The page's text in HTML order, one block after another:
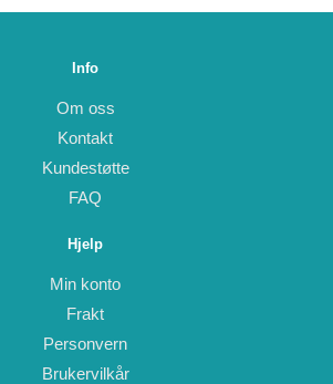
Info
Om oss
Kontakt
Kundestøtte
FAQ
Hjelp
Min konto
Frakt
Personvern
Brukervilkår